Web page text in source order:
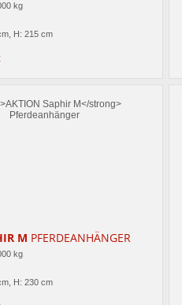
kg
H: 215 cm
M PFERDEANHÄNGER
kg
H: 230 cm